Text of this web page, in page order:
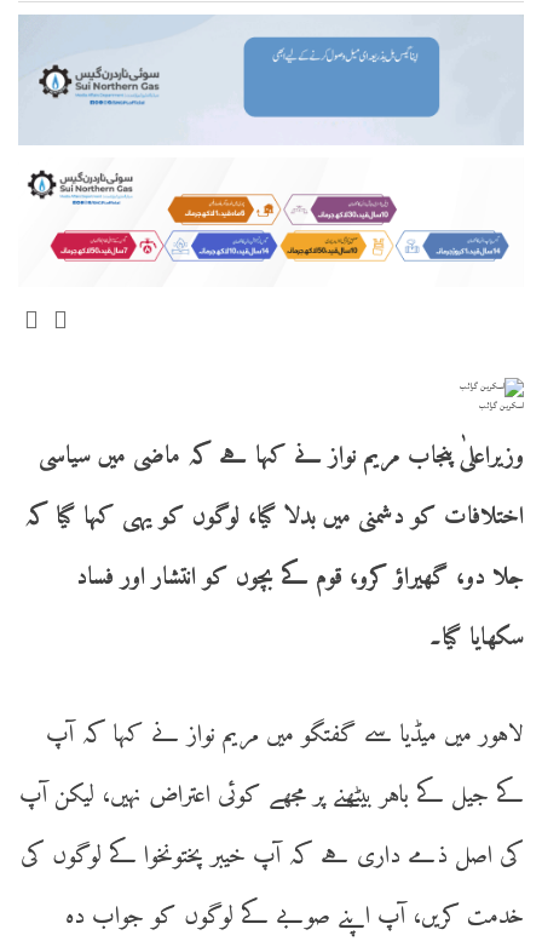
اسکرین گرائب
وزیراعلیٰ پنجاب مریم نواز نے کہا ہے کہ ماضی میں سیاسی
اختلافات کو دشمنی میں بدلا گیا، لوگوں کو یہی کہا گیا کہ
جلا دو، گھیراؤ کرو، قوم کے بچوں کو انتشار اور فساد
سکھایا گیا۔
لاہور میں میڈیا سے گفتگو میں مریم نواز نے کہا کہ آپ
کے جیل کے باہر بیٹھنے پر مجھے کوئی اعتراض نہیں، لیکن آپ
کی اصل ذمے داری ہے کہ آپ خیبر پختونخوا کے لوگوں کی
خدمت کریں، آپ اپنے صوبے کے لوگوں کو جواب دہ